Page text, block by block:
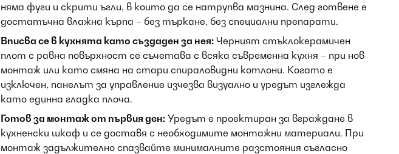
няма фуги и скрити ъгли, в които да се натрупва мазнина. След готвене е
достатъчна влажна кърпа – без търкане, без специални препарати.
Вписва се в кухнята като създаден за нея: Черният стъклокерамичен
плот с равна повърхност се съчетава с всяка съвременна кухня – при нов
монтаж или като смяна на стари спираловидни котлони. Когато е
изключен, панелът за управление изчезва визуално и уредът изглежда
като единна гладка плоча.
Готов за монтаж от първия ден: Уредът е проектиран за вграждане в
кухненски шкаф и се доставя с необходимите монтажни материали. При
монтаж задължително спазвайте минималните разстояния съгласно